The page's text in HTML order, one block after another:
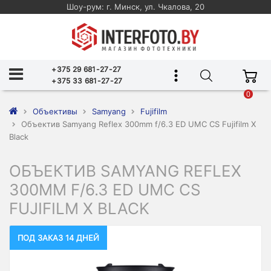
Шоу-рум: г. Минск, ул. Чкалова, 20
+375 29 681-27-27
+375 33 681-27-27
0
Объективы Samyang
Fujifilm
Объектив Samyang Reflex 300mm f/6.3 ED UMC CS Fujifilm X
Black
ОБЪЕКТИВ SAMYANG REFLEX
300MM F/6.3 ED UMC CS
FUJIFILM X BLACK
ПОД ЗАКАЗ 14 ДНЕЙ